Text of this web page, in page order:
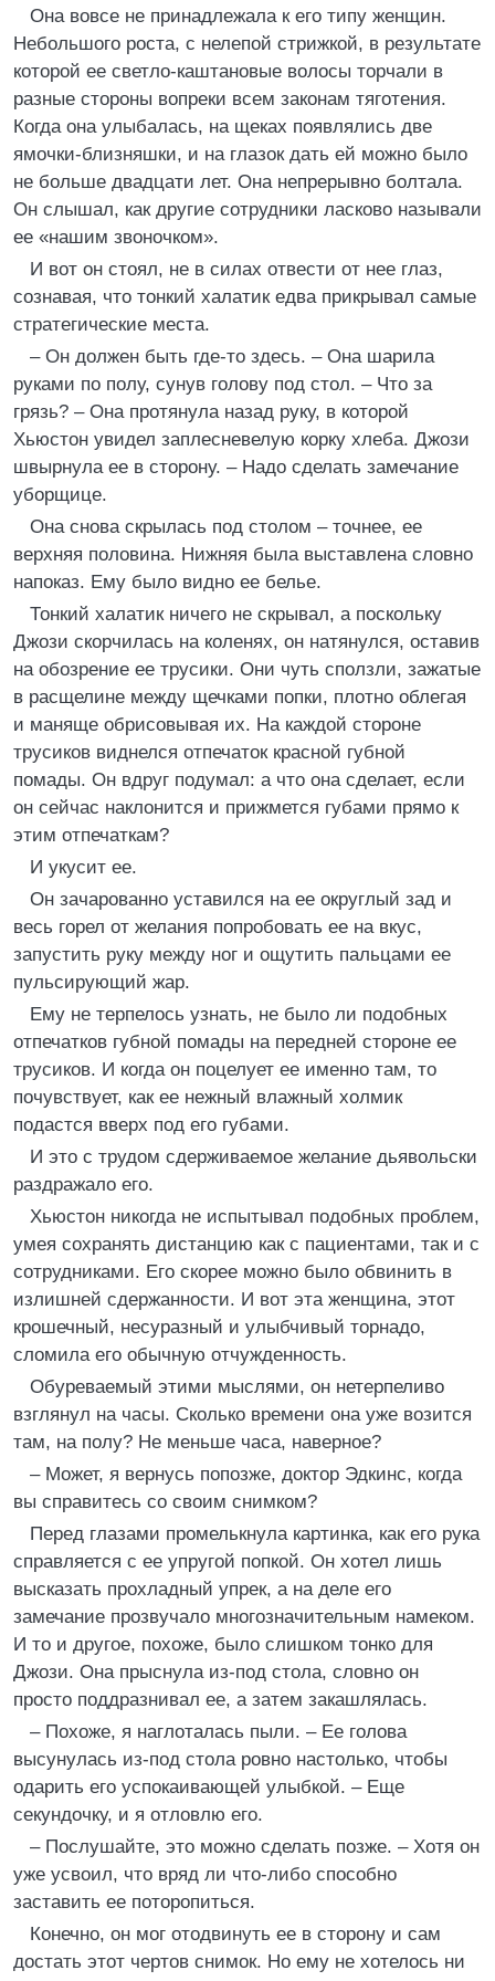
Она вовсе не принадлежала к его типу женщин.
Небольшого роста, с нелепой стрижкой, в результате
которой ее светло-каштановые волосы торчали в
разные стороны вопреки всем законам тяготения.
Когда она улыбалась, на щеках появлялись две
ямочки-близняшки, и на глазок дать ей можно было
не больше двадцати лет. Она непрерывно болтала.
Он слышал, как другие сотрудники ласково называли
ее «нашим звоночком».
И вот он стоял, не в силах отвести от нее глаз,
сознавая, что тонкий халатик едва прикрывал самые
стратегические места.
– Он должен быть где-то здесь. – Она шарила
руками по полу, сунув голову под стол. – Что за
грязь? – Она протянула назад руку, в которой
Хьюстон увидел заплесневелую корку хлеба. Джози
швырнула ее в сторону. – Надо сделать замечание
уборщице.
Она снова скрылась под столом – точнее, ее
верхняя половина. Нижняя была выставлена словно
напоказ. Ему было видно ее белье.
Тонкий халатик ничего не скрывал, а поскольку
Джози скорчилась на коленях, он натянулся, оставив
на обозрение ее трусики. Они чуть сползли, зажатые
в расщелине между щечками попки, плотно облегая
и маняще обрисовывая их. На каждой стороне
трусиков виднелся отпечаток красной губной
помады. Он вдруг подумал: а что она сделает, если
он сейчас наклонится и прижмется губами прямо к
этим отпечаткам?
И укусит ее.
Он зачарованно уставился на ее округлый зад и
весь горел от желания попробовать ее на вкус,
запустить руку между ног и ощутить пальцами ее
пульсирующий жар.
Ему не терпелось узнать, не было ли подобных
отпечатков губной помады на передней стороне ее
трусиков. И когда он поцелует ее именно там, то
почувствует, как ее нежный влажный холмик
подастся вверх под его губами.
И это с трудом сдерживаемое желание дьявольски
раздражало его.
Хьюстон никогда не испытывал подобных проблем,
умея сохранять дистанцию как с пациентами, так и с
сотрудниками. Его скорее можно было обвинить в
излишней сдержанности. И вот эта женщина, этот
крошечный, несуразный и улыбчивый торнадо,
сломила его обычную отчужденность.
Обуреваемый этими мыслями, он нетерпеливо
взглянул на часы. Сколько времени она уже возится
там, на полу? Не меньше часа, наверное?
– Может, я вернусь попозже, доктор Эдкинс, когда
вы справитесь со своим снимком?
Перед глазами промелькнула картинка, как его рука
справляется с ее упругой попкой. Он хотел лишь
высказать прохладный упрек, а на деле его
замечание прозвучало многозначительным намеком.
И то и другое, похоже, было слишком тонко для
Джози. Она прыснула из-под стола, словно он
просто поддразнивал ее, а затем закашлялась.
– Похоже, я наглоталась пыли. – Ее голова
высунулась из-под стола ровно настолько, чтобы
одарить его успокаивающей улыбкой. – Еще
секундочку, и я отловлю его.
– Послушайте, это можно сделать позже. – Хотя он
уже усвоил, что вряд ли что-либо способно
заставить ее поторопиться.
Конечно, он мог отодвинуть ее в сторону и сам
достать этот чертов снимок. Но ему не хотелось ни